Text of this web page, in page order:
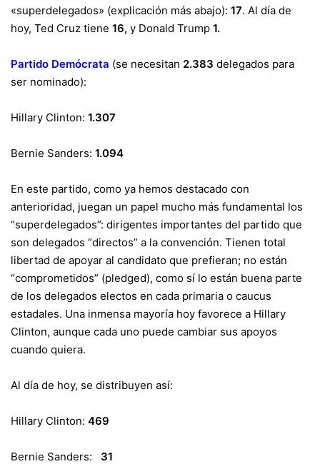
«superdelegados» (explicación más abajo): 17. Al día de
hoy, Ted Cruz tiene 16, y Donald Trump 1.
Partido Demócrata (se necesitan 2.383 delegados para
ser nominado):
Hillary Clinton: 1.307
Bernie Sanders: 1.094
En este partido, como ya hemos destacado con
anterioridad, juegan un papel mucho más fundamental los
“superdelegados”: dirigentes importantes del partido que
son delegados “directos” a la convención. Tienen total
libertad de apoyar al candidato que prefieran; no están
“comprometidos” (pledged), como sí lo están buena parte
de los delegados electos en cada primaria o caucus
estadales. Una inmensa mayoría hoy favorece a Hillary
Clinton, aunque cada uno puede cambiar sus apoyos
cuando quiera.
Al día de hoy, se distribuyen así:
Hillary Clinton: 469
Bernie Sanders: 31